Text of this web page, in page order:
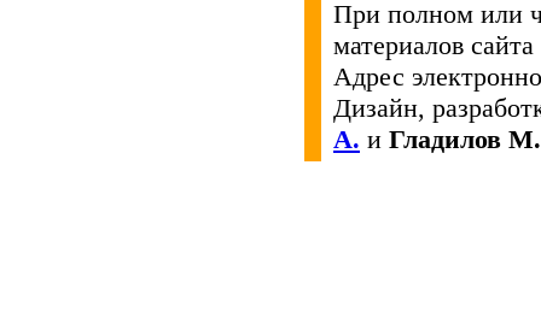
При полном или
материалов
Адрес
Дизайн,
А. и Гладилов